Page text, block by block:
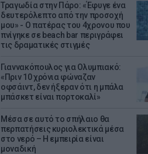
Τραγωδία στην Πάρο: «Έφυγε ένα
δευτερόλεπτο από την προσοχή
μου» - Ο πατέρας του 4χρονου που
πνίγηκε σε beach bar περιγράφει
τις δραματικές στιγμές
Γιαννακόπουλος για Ολυμπιακό:
«Πριν 10 χρόνια φώναζαν
οφσάιντ, δεν ήξεραν ότι η μπάλα
μπάσκετ είναι πορτοκαλί»
Μέσα σε αυτό το σπήλαιο θα
περπατήσεις κυριολεκτικά μέσα
στο νερό – Η εμπειρία είναι
μοναδική